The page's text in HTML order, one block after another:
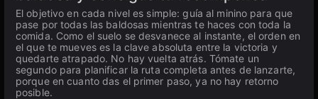
El objetivo en cada nivel es simple: guía al minino para que
pase por todas las baldosas mientras te haces con toda la
comida. Como el suelo se desvanece al instante, el orden en
el que te mueves es la clave absoluta entre la victoria y
quedarte atrapado. No hay vuelta atrás. Tómate un
segundo para planificar la ruta completa antes de lanzarte,
porque en cuanto das el primer paso, ya no hay retorno
posible.